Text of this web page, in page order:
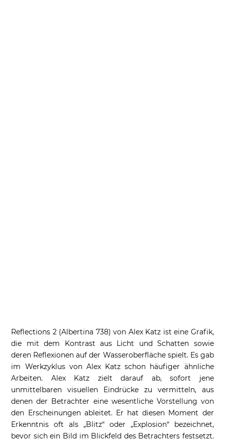
Reflections 2 (Albertina 738) von Alex Katz ist eine Grafik,
die mit dem Kontrast aus Licht und Schatten sowie
deren Reflexionen auf der Wasseroberfläche spielt. Es gab
im Werkzyklus von Alex Katz schon häufiger ähnliche
Arbeiten. Alex Katz zielt darauf ab, sofort jene
unmittelbaren visuellen Eindrücke zu vermitteln, aus
denen der Betrachter eine wesentliche Vorstellung von
den Erscheinungen ableitet. Er hat diesen Moment der
Erkenntnis oft als „Blitz“ oder „Explosion“ bezeichnet,
bevor sich ein Bild im Blickfeld des Betrachters festsetzt.